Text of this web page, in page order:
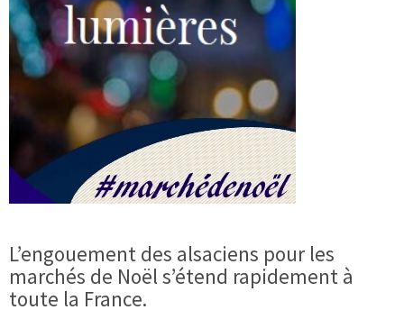
L’engouement des alsaciens pour les
marchés de Noël s’étend rapidement à
toute la France.